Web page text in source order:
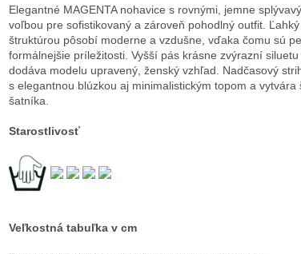
Elegantné MAGENTA nohavice s rovnými, jemne
voľbou pre sofistikovaný a zároveň pohodlný outfit.
štruktúrou pôsobí moderne a vzdušne, vďaka čomu sú
formálnejšie príležitosti. Vyšší pás krásne zvýrazní
dodáva modelu upravený, ženský vzhľad. Nadčasový
s elegantnou blúzkou aj minimalistickým topom a vytvára
šatníka.
Starostlivosť
Veľkostná tabuľka v cm